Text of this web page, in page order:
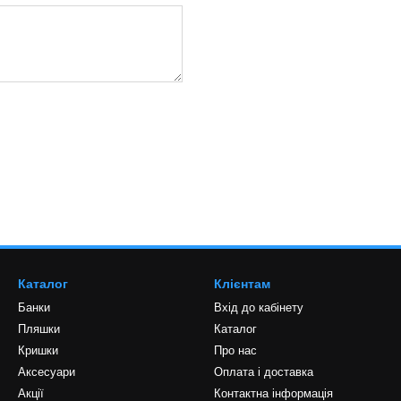
Каталог
Банки
Пляшки
Кришки
Аксесуари
Акції
Клієнтам
Вхід до кабінету
Каталог
Про нас
Оплата і доставка
Контактна інформація